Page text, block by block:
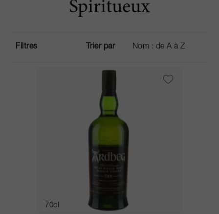
Spiritueux
Filtres Trier par
70cl